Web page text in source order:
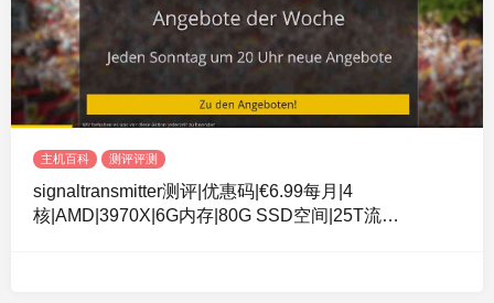
主机百科 测评评测
signaltransmitter测评|优惠码|€6.99每月|4
核|AMD|3970X|6G内存|80G SSD空间|25T流